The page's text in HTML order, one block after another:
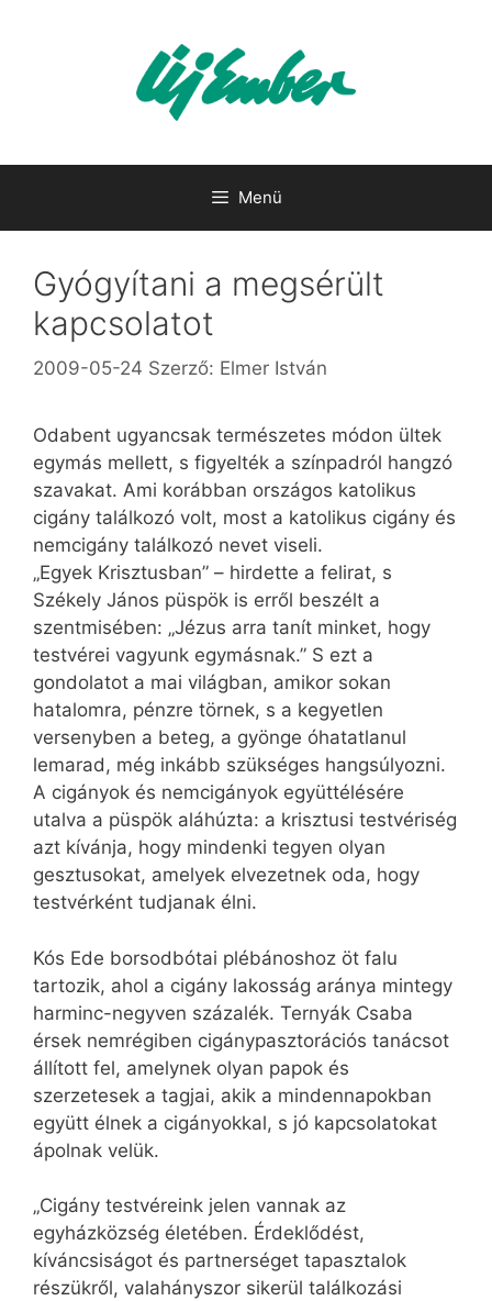
Menü
Gyógyítani a megsérült
kapcsolatot
2009-05-24 Szerző: Elmer István
Odabent ugyancsak természetes módon ültek
egymás mellett, s figyelték a színpadról hangzó
szavakat. Ami korábban országos katolikus
cigány találkozó volt, most a katolikus cigány és
nemcigány találkozó nevet viseli.
„Egyek Krisztusban” – hirdette a felirat, s
Székely János püspök is erről beszélt a
szentmisében: „Jézus arra tanít minket, hogy
testvérei vagyunk egymásnak.” S ezt a
gondolatot a mai világban, amikor sokan
hatalomra, pénzre törnek, s a kegyetlen
versenyben a beteg, a gyönge óhatatlanul
lemarad, még inkább szükséges hangsúlyozni.
A cigányok és nemcigányok együttélésére
utalva a püspök aláhúzta: a krisztusi testvériség
azt kívánja, hogy mindenki tegyen olyan
gesztusokat, amelyek elvezetnek oda, hogy
testvérként tudjanak élni.
Kós Ede borsodbótai plébánoshoz öt falu
tartozik, ahol a cigány lakosság aránya mintegy
harminc-negyven százalék. Ternyák Csaba
érsek nemrégiben cigánypasztorációs tanácsot
állított fel, amelynek olyan papok és
szerzetesek a tagjai, akik a mindennapokban
együtt élnek a cigányokkal, s jó kapcsolatokat
ápolnak velük.
„Cigány testvéreink jelen vannak az
egyházközség életében. Érdeklődést,
kíváncsiságot és partnerséget tapasztalok
részükről, valahányszor sikerül találkozási